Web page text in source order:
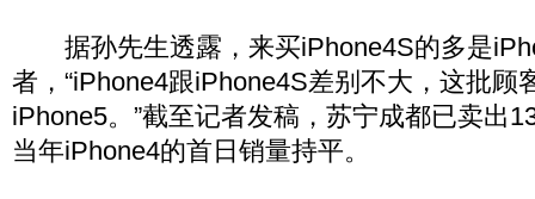
据孙先生透露，来买iPhone4S的多是
者，“iPhone4跟iPhone4S差别不大，这批顾
iPhone5。”截至记者发稿，苏宁成都已卖出
当年iPhone4的首日销量持平。